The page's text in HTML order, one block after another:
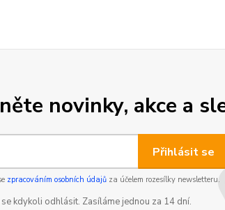
novinky, akce a
Přihlásit se
zpracováním osobních údajůza účelem rozesílky newsletteru.
se kdykoli odhlásit. Zasíláme jednou za 14 dní.